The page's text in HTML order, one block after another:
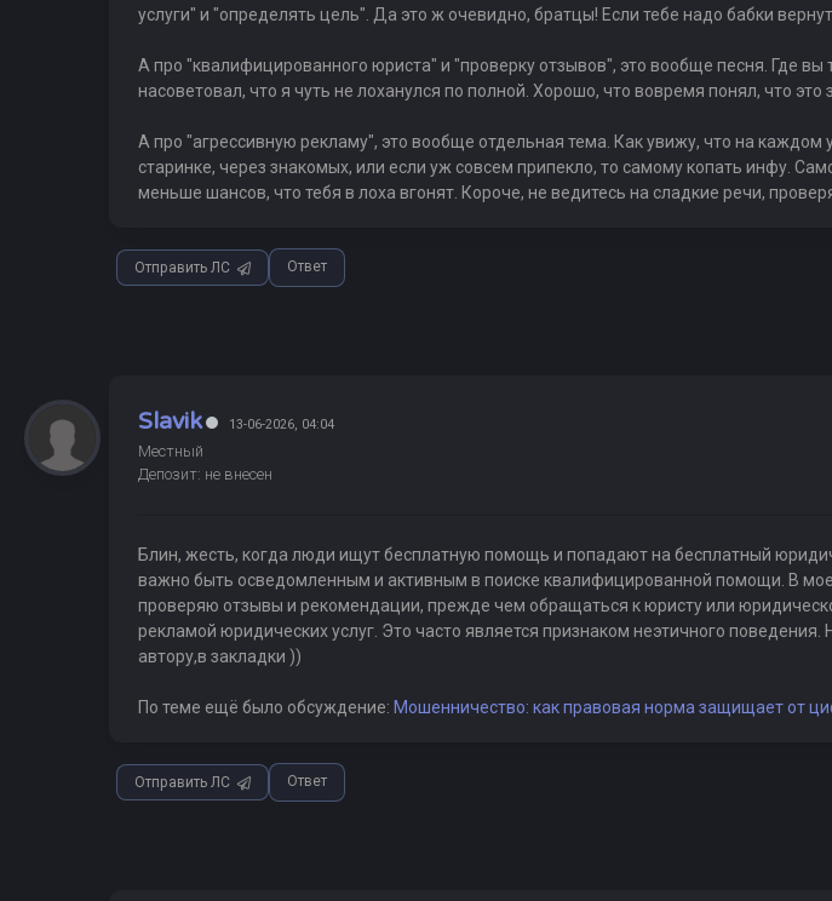
услуги" и "определять цель". Да это ж очевидно, братцы! Если тебе надо бабки
А про "квалифицированного юриста" и "проверку отзывов", это вообще песня. Где
насоветовал, что я чуть не лоханулся по полной. Хорошо, что вовремя понял, что это
А про "агрессивную рекламу", это вообще отдельная тема. Как увижу, что на
старинке, через знакомых, или если уж совсем припекло, то самому копать инфу.
меньше шансов, что тебя в лоха вгонят. Короче, не ведитесь на сладкие речи,
Отправить ЛС Ответ
Slavik 13-06-2026, 04:04
Местный
Депозит: не внесен
Блин, жесть, когда люди ищут бесплатную помощь и попадают на бесплатный
важно быть осведомленным и активным в поиске квалифицированной помощи. В
проверяю отзывы и рекомендации, прежде чем обращаться к юристу или
рекламой юридических услуг. Это часто является признаком неэтичного
автору,в закладки ))
По теме ещё было обсуждение: Мошенничество: как правовая норма защищает от
Отправить ЛС Ответ